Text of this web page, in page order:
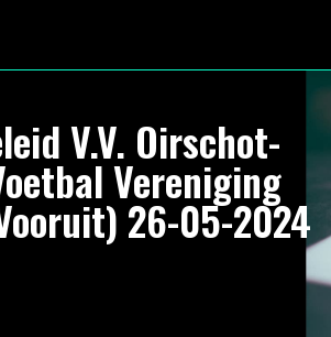
V.V. Oirschot-
Vereniging
26-05-2024